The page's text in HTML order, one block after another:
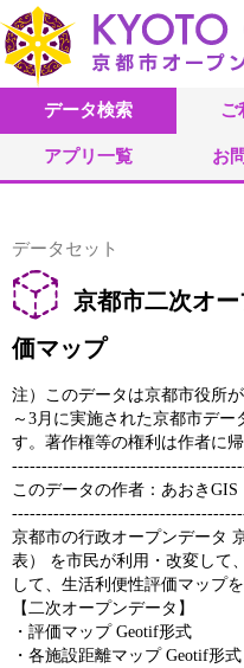
データ検索 ご
アプリ一覧 お
データセット
京都市二次オ
価マップ
注）このデータは京都市役所
～3月に実施された京都市デ
す。著作権等の権利は作者に帰
このデータの作者：あおき
京都市の行政オープンデータ
表） を市民が利用・改変して
して、生活利便性評価マップ
【二次オープンデータ】
・評価マップ Geotif形式
・各施設距離マップ Geotif形式